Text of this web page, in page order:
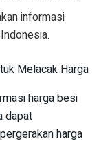
informasi
Melacak Harga
harga besi
dapat
harga